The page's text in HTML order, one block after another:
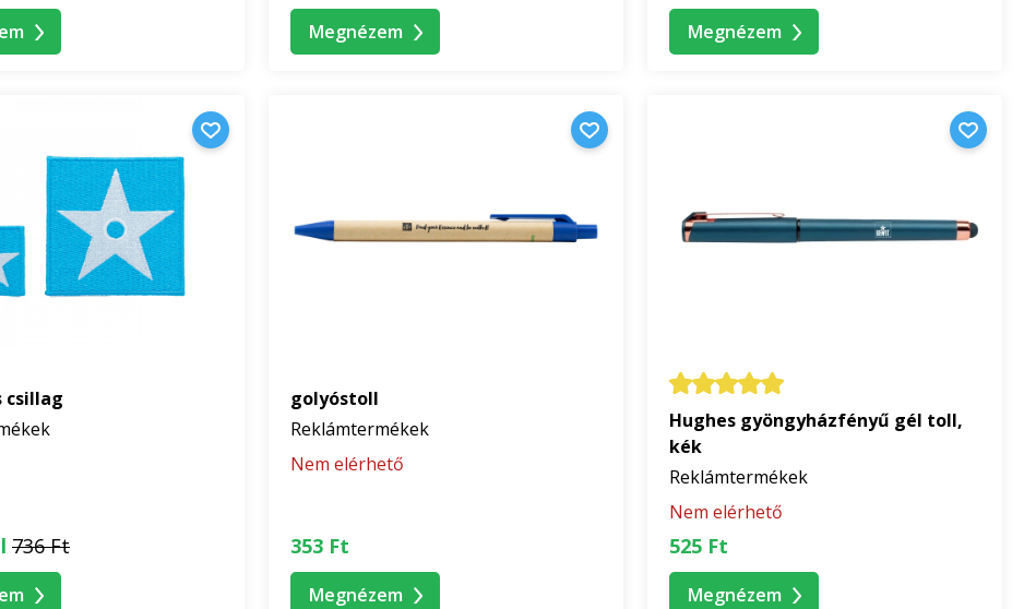
Megnézem Megnézem
csillag
736 Ft
golyóstoll
Reklámtermékek
Nem elérhető
353 Ft
Megnézem
Hughes gyöngyházfényű gél toll,
kék
Reklámtermékek
Nem elérhető
525 Ft
Megnézem